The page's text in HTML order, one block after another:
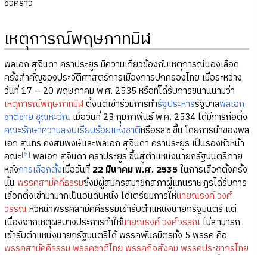
ชั่วคราว
เหตุการณ์พฤษภาทมิฬ
พลเอก สุจินดา คราประยูร มีความเกี่ยวข้องกับเหตุการณ์นองเลือด
ครั้งสำคัญของประวัติศาสตร์การเมืองการปกครองไทย เมื่อระหว่าง
วันที่ 17 – 20 พฤษภาคม พ.ศ. 2535 หรือที่ได้รับการขนานนามว่า
เหตุการณ์พฤษภาทมิฬ ตั้งแต่เข้าร่วมการทำรัฐประหารรัฐบาลพลเอก
ชาติชาย ชุณหะวัณ เมื่อวันที่ 23 กุมภาพันธ์ พ.ศ. 2534 ได้มีการก่อตั้ง
คณะรักษาความสงบเรียบร้อยแห่งชาติหรือรสช.ขึ้น โดยการนำของพล
เอก สุนทร คงสมพงษ์และพลเอก สุจินดา คราประยูร เป็นรองหัวหน้า
คณะ[5] พลเอก สุจินดา คราประยูร ขึ้นสู่ตำแหน่งนายกรัฐมนตรีภาย
หลังการเลือกตั้งเมื่อวันที่ 22 มีนาคม พ.ศ. 2535ในการเลือกตั้งครั้ง
นั้น พรรคสามัคคีธรรมซึ่งมีผู้สมัครสมาชิกสภาผู้แทนราษฎรได้รับการ
เลือกตั้งเข้ามามากเป็นอันดับหนึ่ง ได้เตรียมการให้นายณรงค์ วงศ์
วรรณ หัวหน้าพรรคสามัคคีธรรมเข้ารับตำแหน่งนายกรัฐมนตรี แต่
เนื่องจากเหตุผลบางประการทำให้นายณรงค์ วงศ์วรรณ ไม่สามารถ
เข้ารับตำแหน่งนายกรัฐมนตรีได้ พรรคพันธมิตรทั้ง 5 พรรค คือ
พรรคสามัคคีธรรม พรรคชาติไทย พรรคกิจสังคม พรรคประชากรไทย